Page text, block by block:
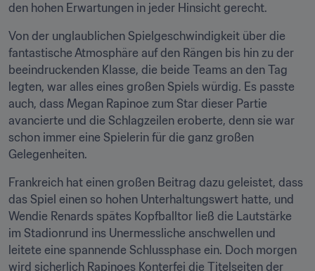
den hohen Erwartungen in jeder Hinsicht gerecht.
Von der unglaublichen Spielgeschwindigkeit über die
fantastische Atmosphäre auf den Rängen bis hin zu der
beeindruckenden Klasse, die beide Teams an den Tag
legten, war alles eines großen Spiels würdig. Es passte
auch, dass Megan Rapinoe zum Star dieser Partie
avancierte und die Schlagzeilen eroberte, denn sie war
schon immer eine Spielerin für die ganz großen
Gelegenheiten.
Frankreich hat einen großen Beitrag dazu geleistet, dass
das Spiel einen so hohen Unterhaltungswert hatte, und
Wendie Renards spätes Kopfballtor ließ die Lautstärke
im Stadionrund ins Unermessliche anschwellen und
leitete eine spannende Schlussphase ein. Doch morgen
wird sicherlich Rapinoes Konterfei die Titelseiten der